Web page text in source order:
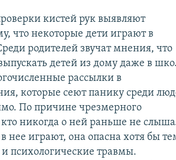
кистей рук выявляют
что некоторые дети играют в
родителей звучат мнения, что
детей из дому даже в
рассылки в
которые сеют панику среди
По причине чрезмерного
никогда о ней раньше не
нее играют, она опасна хотя бы
и психологические травмы.